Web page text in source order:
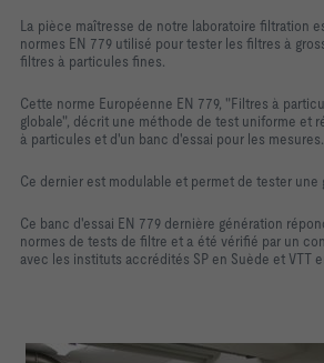
La pièce maîtresse de notre laboratoire filtration
normes EN 779 utilisé pour tester les filtres à
filtres à particules fines.
Cette norme Européenne EN 779, "Filtres à
globale", décrit une méthode de test uniforme et
à particules et d'un banc d'essai pour les mesures.
Ce dernier est modulable et permet de tester une
Ce banc d'essai EN 779 dernière génération
normes de tests de filtre et a été vérifié par un
avec les instituts accrédités SP en Suède et VTT